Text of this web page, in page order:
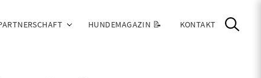
HUNDEMAGAZIN 📝 KONTAKT